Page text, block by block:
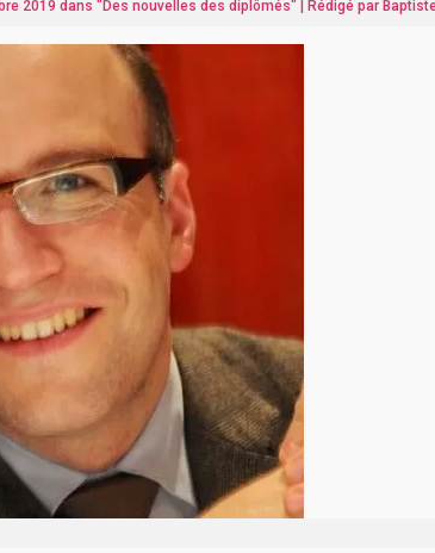
2019 dans "Des nouvelles des diplômés" | Rédigé par